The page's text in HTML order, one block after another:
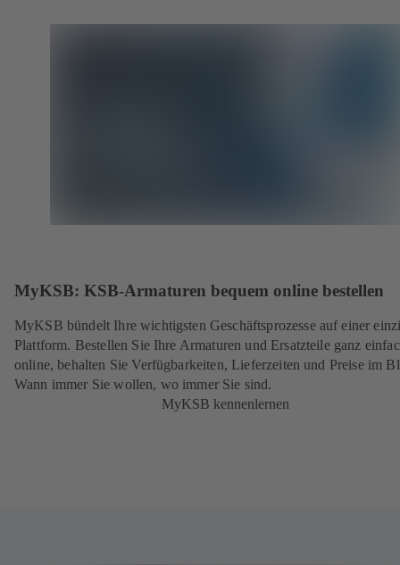
MyKSB: KSB-Armaturen bequem online bestellen
MyKSB bündelt Ihre wichtigsten Geschäftsprozesse auf einer
Plattform. Bestellen Sie Ihre Armaturen und Ersatzteile ganz
online, behalten Sie Verfügbarkeiten, Lieferzeiten und Preise im
Wann immer Sie wollen, wo immer Sie sind.
MyKSB kennenlernen